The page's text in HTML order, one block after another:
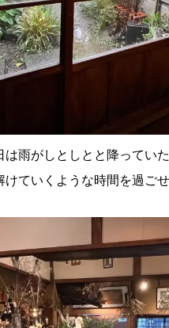
は雨がしとしとと降ってい
ていくような時間を過ごせ